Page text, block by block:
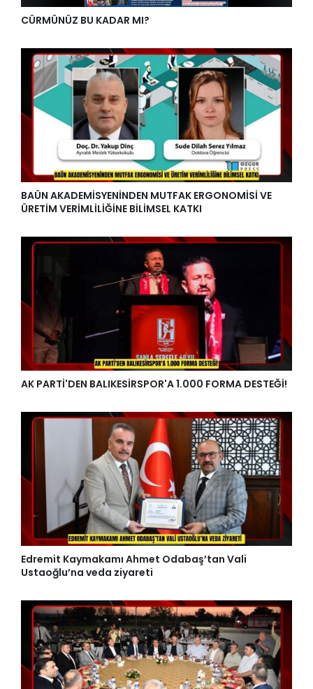
CÜRMÜNÜZ BU KADAR MI?
BAÜN AKADEMİSYENİNDEN MUTFAK ERGONOMİSİ VE
ÜRETİM VERİMLİLİĞİNE BİLİMSEL KATKI
AK PARTİ'DEN BALIKESİRSPOR'A 1.000 FORMA DESTEĞİ!
Edremit Kaymakamı Ahmet Odabaş’tan Vali
Ustaoğlu’na veda ziyareti